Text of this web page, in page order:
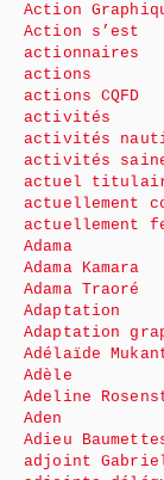
Action
Action s’est
actionnaires
actions
actions CQFD
activités
activités
activités
actuel
actuellement
actuellement
Adama
Adama Kamara
Adama Traoré
Adaptation
Adaptation
Adélaïde
Adèle
Adeline
Aden
Adieu
adjoint